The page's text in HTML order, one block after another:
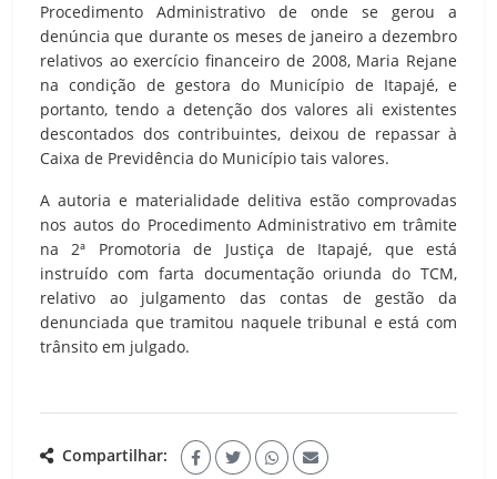
Procedimento Administrativo de onde se gerou a
denúncia que durante os meses de janeiro a dezembro
relativos ao exercício financeiro de 2008, Maria Rejane
na condição de gestora do Município de Itapajé, e
portanto, tendo a detenção dos valores ali existentes
descontados dos contribuintes, deixou de repassar à
Caixa de Previdência do Município tais valores.
A autoria e materialidade delitiva estão comprovadas
nos autos do Procedimento Administrativo em trâmite
na 2ª Promotoria de Justiça de Itapajé, que está
instruído com farta documentação oriunda do TCM,
relativo ao julgamento das contas de gestão da
denunciada que tramitou naquele tribunal e está com
trânsito em julgado.
Compartilhar: